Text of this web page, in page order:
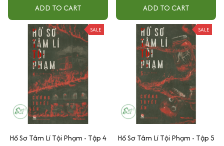
ADD TO CART ADD TO CART
SALE
Hồ Sơ Tâm Lí Tội Phạm - Tập 4
SALE
Hồ Sơ Tâm Lí Tội Phạm - Tập 5